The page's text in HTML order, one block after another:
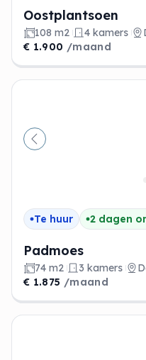
Oostplantsoen
108 m2 4 kamers
€ 1.900 /maand
Vorige
Te huur 2 dagen
Padmoes
74 m2 3 kamers
€ 1.875 /maand